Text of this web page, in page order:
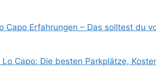
Capo Erfahrungen – Das solltest du
Lo Capo: Die besten Parkplätze,